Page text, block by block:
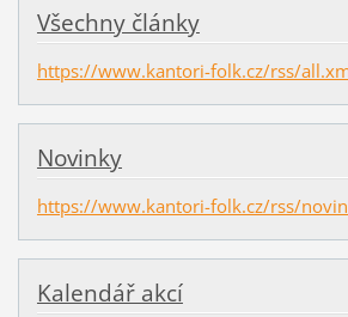
Všechny články
https://www.kantori-folk.cz/rss/
Novinky
https://www.kantori-folk.cz/rss/
Kalendář akcí